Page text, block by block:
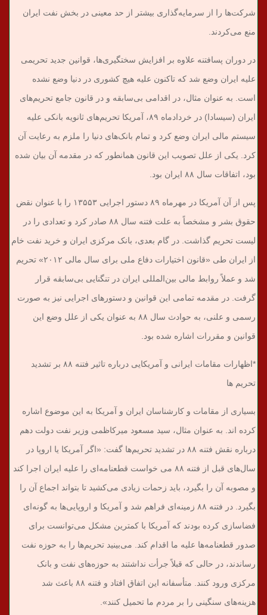
شرکت‌ها را از سرمایه‌گذاری بیشتر از حد معینی در بخش نفت ایران
منع می‌کردند.
در دوران پسافتنه علاوه بر افزایش سختگیری‌ها، قوانین جدید تحریمی
علیه ایران وضع شد که تاکنون علیه هیچ کشوری در دنیا وضع نشده
است. به عنوان مثال، در اقدامی بی‌سابقه و در قانون جامع تحریم‌های
ایران (سیسادا) در خردادماه ۸۹، آمریکا تحریم‌های ثانویه بانکی علیه
سیستم مالی ایران وضع کرد و تمام بانک‌های دنیا را ملزم به رعایت آن
کرد. یکی از علل تصویب این قانون همانطور که در مقدمه آن بیان شده
بود، اتفاقات سال ۸۸ ایران بود.
پس از آن آمریکا در مهرماه ۸۹ دستور اجرایی ۱۳۵۵۳ را با عنوان نقض
حقوق بشر و مشخصاً به علت فتنه سال ۸۸ صادر کرد و تعدادی را در
لیست تحریم گذاشت. در گام‌ بعدی، بانک مرکزی ایران و خرید نفت خام
از ایران طی «قانون اختیارات دفاع ملی برای سال مالی ۲۰۱۲» تحریم
شد و عملاً روابط مالی بین‌المللی ایران در تنگنایی بی‌سابقه قرار
گرفت. در مقدمه تمامی این قوانین و دستورهای اجرایی نیز به صورت
رسمی و علنی، به حوادث سال ۸۸ به عنوان یکی از علل وضع این
قوانین و مقررات اشاره شده بود.
*اظهارات مقامات ایرانی و آمریکایی درباره تاثیر فتنه ۸۸ بر تشدید
تحریم ها
بسیاری از مقامات و کارشناسان ایران و آمریکا به این موضوع اشاره
کرده اند. به عنوان مثال، سید مسعود میرکاظمی وزیر نفت دولت دهم
درباره نقش فتنه ۸۸ در تشدید تحریم‌ها گفت: «اگر آمریکا یا اروپا در
سال‌های قبل از فتنه ۸۸ می خواست قطعنامه‌ای را علیه ایران اجرا کند
و مصوبه آن را بگیرد، باید زحمات زیادی می‌کشید تا بتواند اجماع آن را
بگیرد. در فتنه ۸۸ زمینه‌ای فراهم شد و آمریکا و اروپایی‌‌ها به گونه‌ای
فضاسازی کرده بودند که آمریکا با کمترین مشکل می‌توانست برای
صدور قطعنامه‌ها علیه ما اقدام کند. می‌بینید تحریم‌ها را به حوزه نفت
رساندند، در حالی که قبلاً جرأت نداشتند به حوزه‌های نفت و بانک
مرکزی ورود کنند. متأسفانه این اتفاق افتاد و فتنه ۸۸ باعث شد
هزینه‌های سنگینی را بر مردم ما تحمیل کنند».